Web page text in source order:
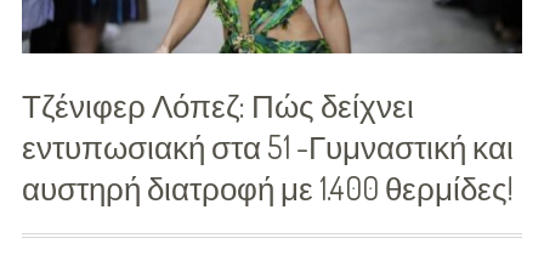
από
Τζένιφερ Λόπεζ: Πώς δείχνει
εντυπωσιακή στα 51 -Γυμναστική και
αυστηρή διατροφή με 1.400 θερμίδες!